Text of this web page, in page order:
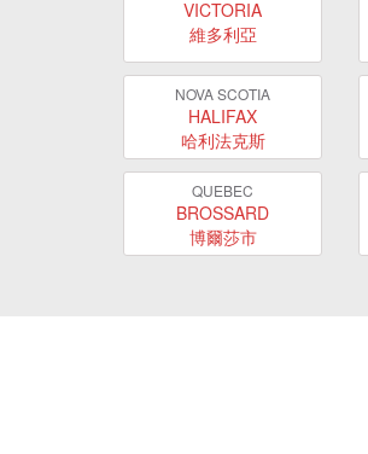
VICTORIA
維多利亞
NOVA SCOTIA
HALIFAX
哈利法克斯
QUEBEC
BROSSARD
博爾莎市